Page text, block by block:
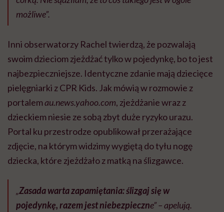
możliwe”.
Inni obserwatorzy Rachel twierdzą, że pozwalają
swoim dzieciom zjeżdżać tylko w pojedynkę, bo to jest
najbezpieczniejsze. Identyczne zdanie mają dziecięce
pielęgniarki z CPR Kids. Jak mówią w rozmowie z
portalemau.news.yahoo.com, zjeżdżanie wraz z
dzieckiem niesie ze sobą zbyt duże ryzyko urazu.
Portal ku przestrodze opublikował przerażające
zdjęcie, na którym widzimy wygiętą do tyłu nogę
dziecka, które zjeżdżało z matką na ślizgawce.
„Zasada warta zapamiętania: ślizgaj się w
pojedynkę, razem jest niebezpieczne” – apelują.